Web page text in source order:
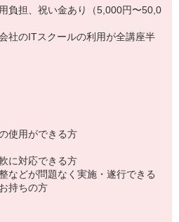
負担、祝い金あり（5,000円〜50,0
社のITスクールの利用が全講座半
使用ができる方
に対応できる方
などが問題なく実施・遂行できる
持ちの方